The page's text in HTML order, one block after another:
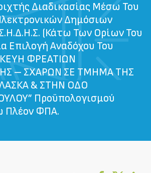
Διαδικασίας Μέσω Του
Δημόσιων
(Κάτω Των Ορίων Του
Επιλογή Αναδόχου Του
ΦΡΕΑΤΙΩΝ
– ΣΧΑΡΩΝ ΣΕ ΤΜΗΜΑ ΤΗΣ
& ΣΤΗΝ ΟΔΟ
Προϋπολογισμού
Πλέον ΦΠΑ.